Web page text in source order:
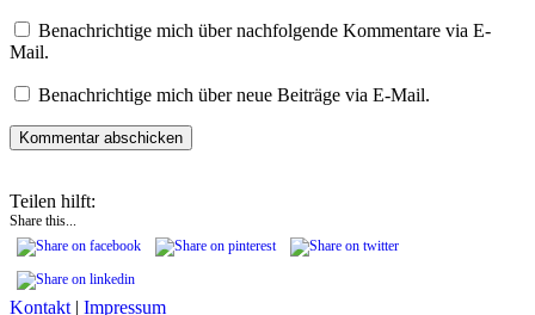
Benachrichtige mich über nachfolgende Kommentare via E-
Mail.
Benachrichtige mich über neue Beiträge via E-Mail.
Teilen hilft:
Share this...
Kontakt | Impressum